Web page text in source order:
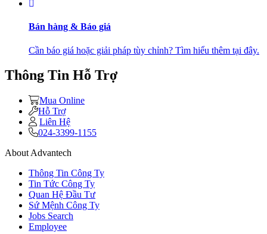
Bán hàng & Báo giá
Cần báo giá hoặc giải pháp tùy chỉnh? Tìm hiểu thêm tại đây.
Thông Tin Hỗ Trợ
Mua Online
Hỗ Trợ
Liên Hệ
024-3399-1155
About Advantech
Thông Tin Công Ty
Tin Tức Công Ty
Quan Hệ Đầu Tư
Sứ Mệnh Công Ty
Jobs Search
Employee